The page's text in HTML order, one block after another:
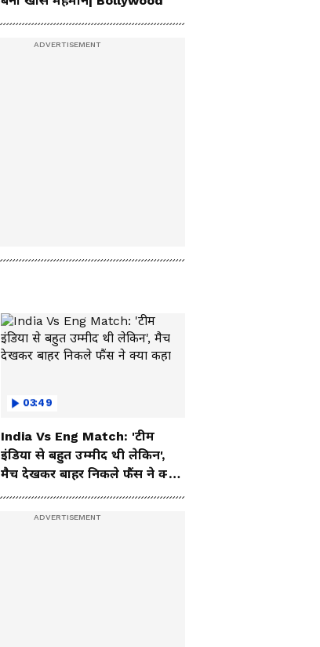
03:49
India Vs Eng Match: 'टीम
इंडिया से बहुत उम्मीद थी लेकिन',
मैच देखकर बाहर निकले फैंस ने क्या